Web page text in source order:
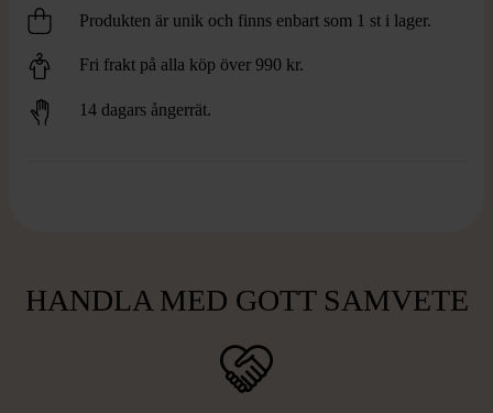
Produkten är unik och finns enbart som 1 st i lager.
Fri frakt på alla köp över 990 kr.
14 dagars ångerrät.
HANDLA MED GOTT SAMVETE